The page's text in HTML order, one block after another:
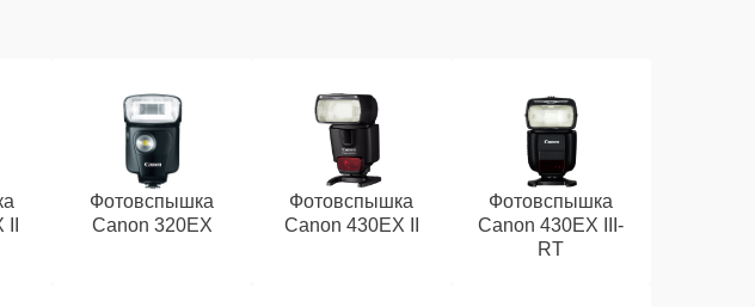
Фотовспышка
Canon 320EX
Фотовспышка
Canon 430EX II
Фотовспышка
Canon 430EX III-
RT